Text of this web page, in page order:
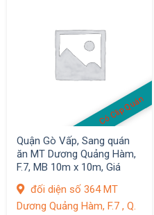
Có Clip Quán
Quận Gò Vấp, Sang quán
ăn MT Dương Quảng Hàm,
F.7, MB 10m x 10m, Giá
đối diện số 364 MT
Dương Quảng Hàm, F.7 , Q.